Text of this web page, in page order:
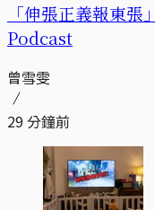
「伸張正義報東
Podcast
曾雪雯
29 分鐘前